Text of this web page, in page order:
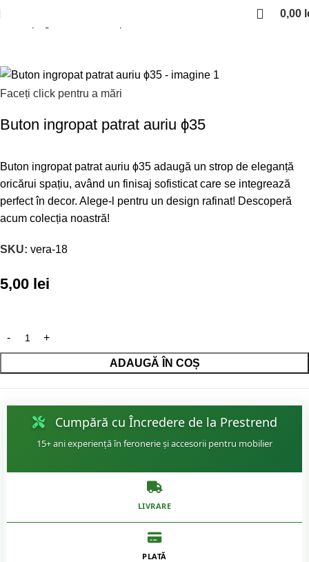
0,00
Faceți click pentru a mări
Buton ingropat patrat auriu ϕ35
Buton ingropat patrat auriu ϕ35 adaugă un strop de eleganță
oricărui spațiu, având un finisaj sofisticat care se integrează
perfect în decor. Alege-l pentru un design rafinat! Descoperă
acum colecția noastră!
SKU: vera-18
5,00 lei
ADAUGĂ ÎN COȘ
Cumpără cu Încredere de la Prestrend
15+ ani experiență în feronerie și accesorii pentru mobilier
LIVRARE
PLATĂ